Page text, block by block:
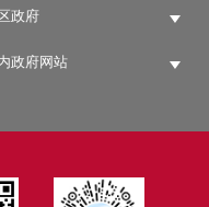
政府
政府网站